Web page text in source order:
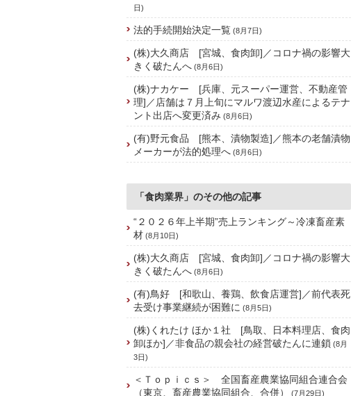
日)
法的手続開始決定一覧 (8月7日)
(株)大久商店 [宮城、食肉卸]／コロナ禍の影響大
きく破たんへ (8月6日)
(株)ナカケー [兵庫、元スーパー運営、不動産管
理]／店舗は７月上旬にマルワ渡辺水産によるテナ
ント出店へ変更済み (8月6日)
(有)野元食品 [熊本、漬物製造]／熊本の老舗漬物
メーカーが法的処理へ (8月6日)
「食肉業界」のその他の記事
“２０２６年上半期”売上ランキング～冷凍畜産素
材 (8月10日)
(株)大久商店 [宮城、食肉卸]／コロナ禍の影響大
きく破たんへ (8月6日)
(有)鳥好 [和歌山、養鶏、飲食店運営]／前代表死
去受け事業継続が困難に (8月5日)
(株)くれたけ ほか１社 [鳥取、日本料理店、食肉
卸ほか]／非食品の親会社の経営破たんに連鎖 (8月
3日)
＜Ｔｏｐｉｃｓ＞ 全国畜産農業協同組合連合会
（東京、畜産農業協同組合、合併）
(7月29日)